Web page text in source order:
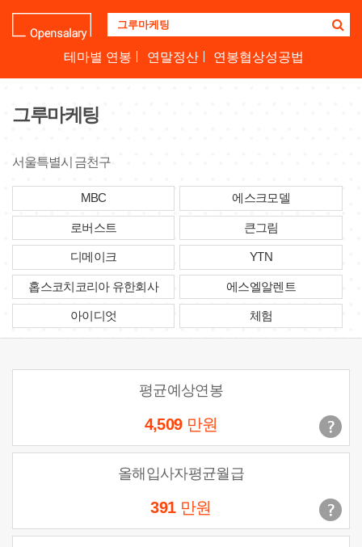
업
명
테마별 연봉 연말정산 연봉협상성공법
그루마케팅
서울특별시 금천구
MBC 에스크모델
로버스트 큰그림
디메이크 YTN
홉스코치코리아 유한회사 에스엘알렌트
아이디엇 체험
평균예상연봉
4,509 만원
올해입사자평균월급
391 만원